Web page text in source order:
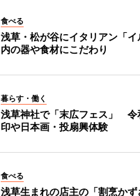
食べる
浅草・松が谷にイタリアン「
内の器や食材にこだわり
暮らす・働く
浅草神社で「末広フェス」 令
印や日本画・投扇興体験
食べる
浅草生まれの店主の「割烹か